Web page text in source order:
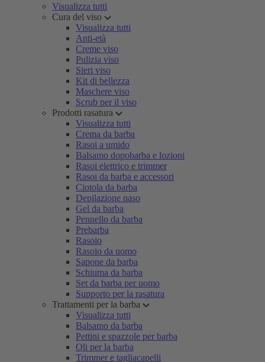
Visualizza tutti
Cura del viso
Visualizza tutti
Anti-età
Creme viso
Pulizia viso
Sieri viso
Kit di bellezza
Maschere viso
Scrub per il viso
Prodotti rasatura
Visualizza tutti
Crema da barba
Rasoi a umido
Balsamo dopobarba e lozioni
Rasoi elettrico e trimmer
Rasoi da barba e accessori
Ciotola da barba
Depilazione naso
Gel da barba
Pennello da barba
Prebarba
Rasoio
Rasoio da uomo
Sapone da barba
Schiuma da barba
Set da barba per uomo
Supporto per la rasatura
Trattamenti per la barba
Visualizza tutti
Balsamo da barba
Pettini e spazzole per barba
Oli per la barba
Trimmer e tagliacapelli